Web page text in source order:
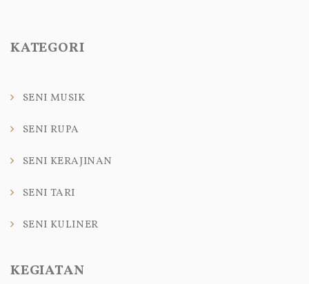
KATEGORI
SENI MUSIK
SENI RUPA
SENI KERAJINAN
SENI TARI
SENI KULINER
KEGIATAN